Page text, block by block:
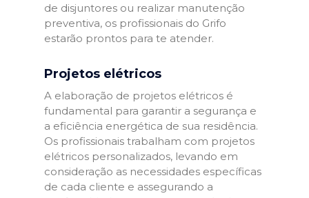
de disjuntores ou realizar manutenção
preventiva, os profissionais do Grifo
estarão prontos para te atender.
Projetos elétricos
A elaboração de projetos elétricos é
fundamental para garantir a segurança e
a eficiência energética de sua residência.
Os profissionais trabalham com projetos
elétricos personalizados, levando em
consideração as necessidades específicas
de cada cliente e assegurando a